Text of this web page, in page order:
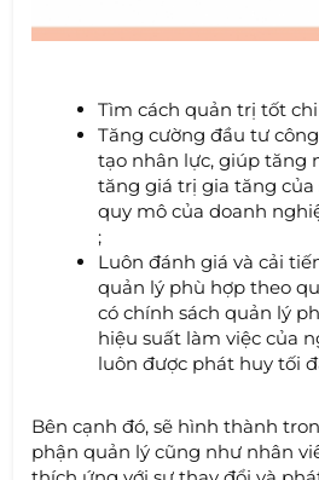
Tìm cách quản trị tốt
Tăng cường đầu tư
tạo nhân lực, giúp tăng
tăng giá trị gia tăng của
quy mô của doanh
;
Luôn đánh giá và cải
quản lý phù hợp theo
có chính sách quản lý
hiệu suất làm việc của
luôn được phát huy tối
Bên cạnh đó, sẽ hình thành
phận quản lý cũng như nhân